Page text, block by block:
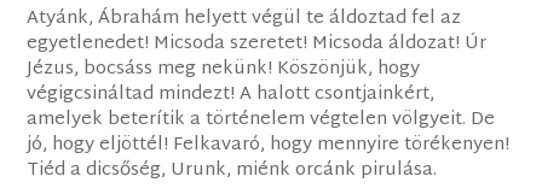
Atyánk, Ábrahám helyett végül te áldoztad fel az
egyetlenedet! Micsoda szeretet! Micsoda áldozat! Úr
Jézus, bocsáss meg nekünk! Köszönjük, hogy
végigcsináltad mindezt! A halott csontjainkért,
amelyek beterítik a történelem végtelen völgyeit. De
jó, hogy eljöttél! Felkavaró, hogy mennyire törékenyen!
Tiéd a dicsőség, Urunk, miénk orcánk pirulása.